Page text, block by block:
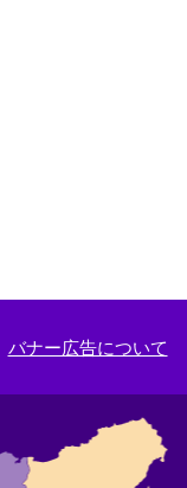
バナー広告について